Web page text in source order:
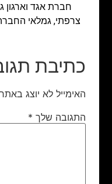
חברת אגד וארגון
צרפתי, גמלאי
כתיבת
האימייל לא יוצג
התגובה שלך *